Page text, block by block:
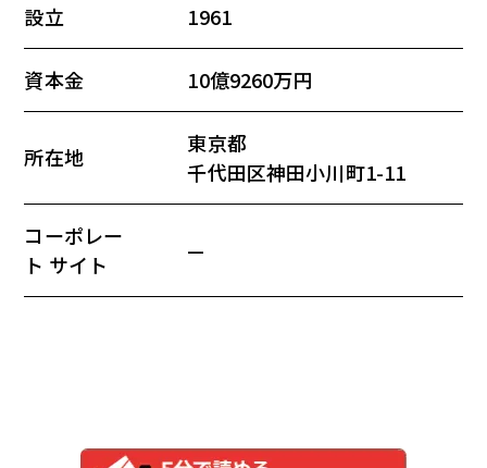
設立 1961
資本金 10億9260万円
所在地
東京都
千代田区神田小川町1-11
コーポレー
ト サイト
—